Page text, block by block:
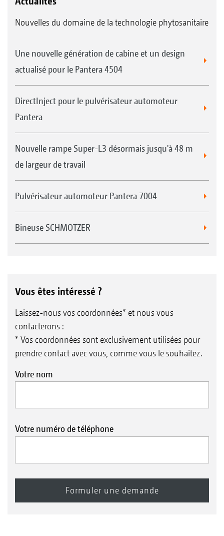
Nouvelles du domaine de la technologie phytosanitaire
Une nouvelle génération de cabine et un design
actualisé pour le Pantera 4504
DirectInject pour le pulvérisateur automoteur
Pantera
Nouvelle rampe Super-L3 désormais jusqu'à 48 m
de largeur de travail
Pulvérisateur automoteur Pantera 7004
Bineuse SCHMOTZER
Vous êtes intéressé ?
Laissez-nous vos coordonnées* et nous vous
contacterons :
* Vos coordonnées sont exclusivement utilisées pour
prendre contact avec vous, comme vous le souhaitez.
Votre nom
Votre numéro de téléphone